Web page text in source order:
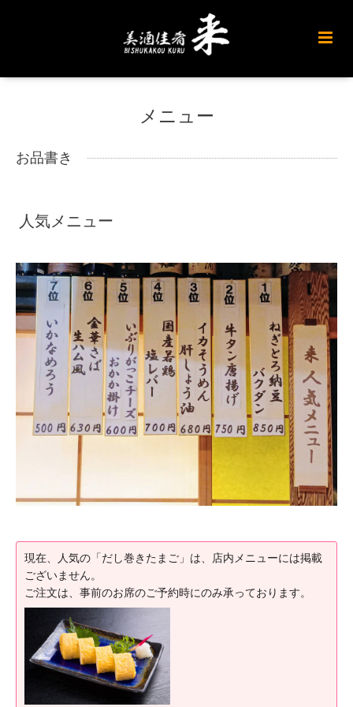
メニュー
お品書き
人気メニュー
現在、人気の「だし巻きたまご」は、店内メニューには掲載
ございません。
ご注文は、事前のお席のご予約時にのみ承っております。